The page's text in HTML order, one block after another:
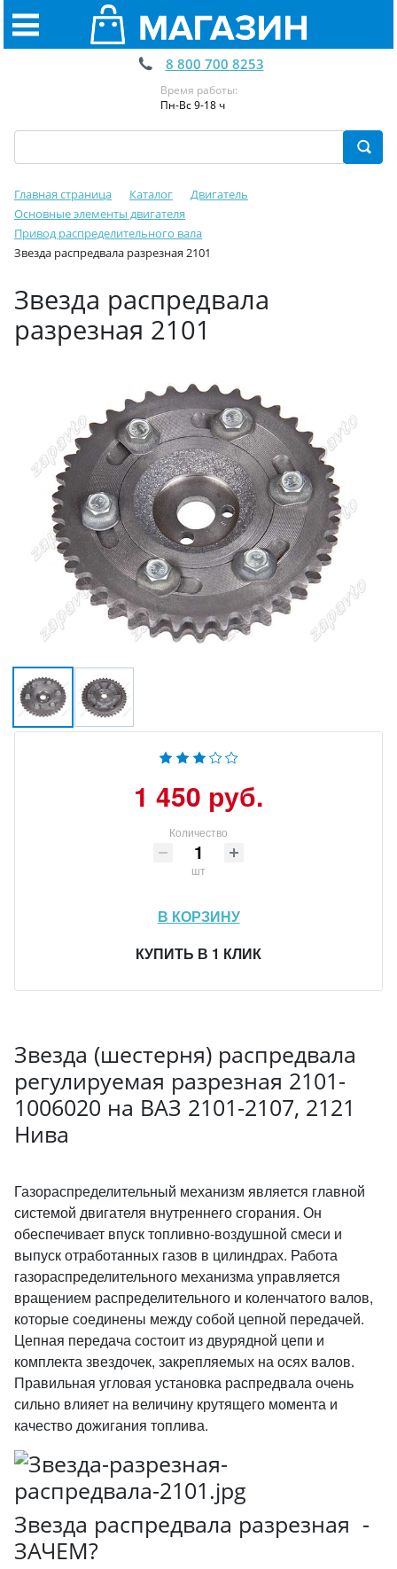
8 800 700 8253
Время работы:
Пн-Вс 9-18 ч
Главная страница Каталог
Двигатель
Основные элементы двигателя
Привод распределительного вала
Звезда распредвала разрезная 2101
Звезда распредвала
разрезная 2101
1 450 руб.
Количество
шт
В КОРЗИНУ
КУПИТЬ В 1 КЛИК
Звезда (шестерня) распредвала
регулируемая разрезная 2101-
1006020 на ВАЗ 2101-2107, 2121
Нива
Газораспределительный механизм является главной
системой двигателя внутреннего сгорания. Он
обеспечивает впуск топливно-воздушной смеси и
выпуск отработанных газов в цилиндрах. Работа
газораспределительного механизма управляется
вращением распределительного и коленчатого валов,
которые соединены между собой цепной передачей.
Цепная передача состоит из двурядной цепи и
комплекта звездочек, закрепляемых на осях валов.
Правильная угловая установка распредвала очень
сильно влияет на величину крутящего момента и
качество дожигания топлива.
Звезда распредвала разрезная -
ЗАЧЕМ?